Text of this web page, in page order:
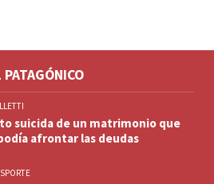
suicida de un matrimonio que
afrontar las deudas